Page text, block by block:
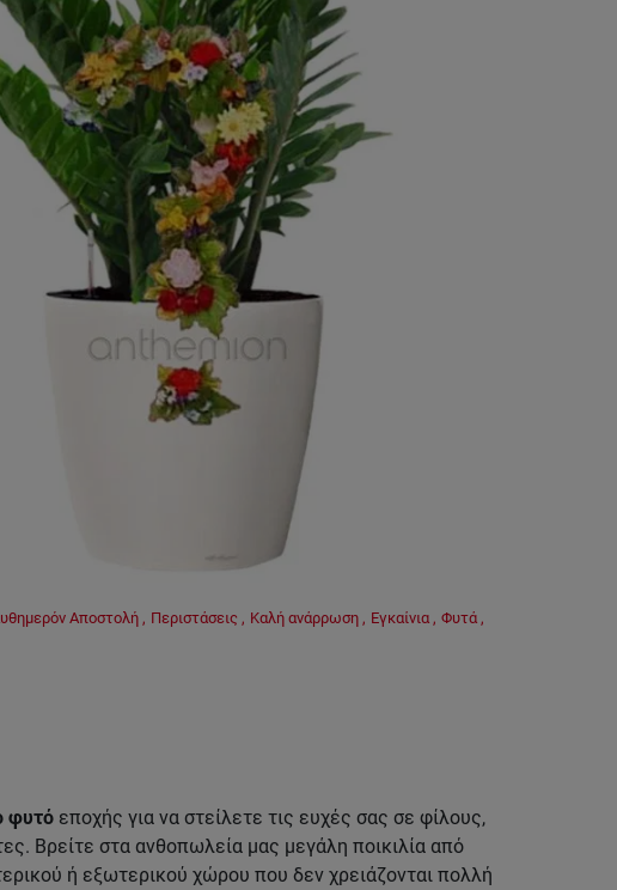
Αποστολή , Περιστάσεις , Καλή ανάρρωση , Εγκαίνια , Φυτά ,
φυτό εποχής για να στείλετε τις ευχές σας σε φίλους,
Βρείτε στα ανθοπωλεία μας μεγάλη ποικιλία από
ή εξωτερικού χώρου που δεν χρειάζονται πολλή